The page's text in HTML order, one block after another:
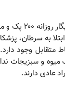
و ابتلا به
وجود دارد.
و سبزیجات
عادی دارند.